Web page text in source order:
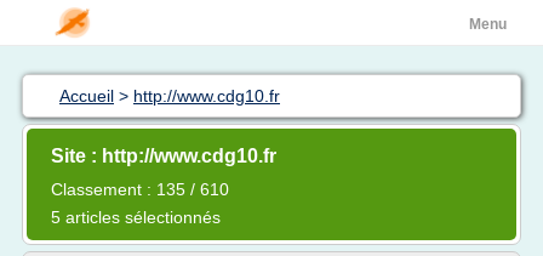
Menu
Accueil > http://www.cdg10.fr
Site : http://www.cdg10.fr
Classement : 135 / 610
5 articles sélectionnés